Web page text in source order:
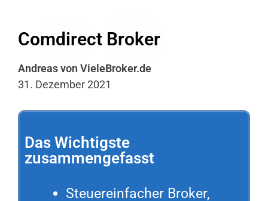
Comdirect Broker
Andreas von VieleBroker.de
31. Dezember 2021
Das Wichtigste
zusammengefasst
Steuereinfacher Broker,